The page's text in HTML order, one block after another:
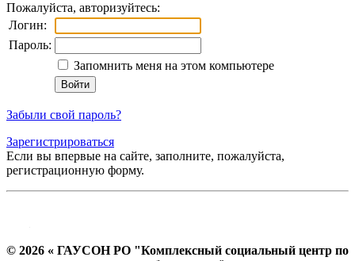
Пожалуйста, авторизуйтесь:
Логин:
Пароль:
Запомнить меня на этом компьютере
Забыли свой пароль?
Зарегистрироваться
Если вы впервые на сайте, заполните, пожалуйста,
регистрационную форму.
© 2026 « ГАУСОН РО "Комплексный социальный центр по